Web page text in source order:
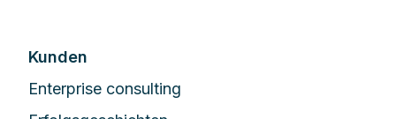
Kunden
Enterprise сonsulting